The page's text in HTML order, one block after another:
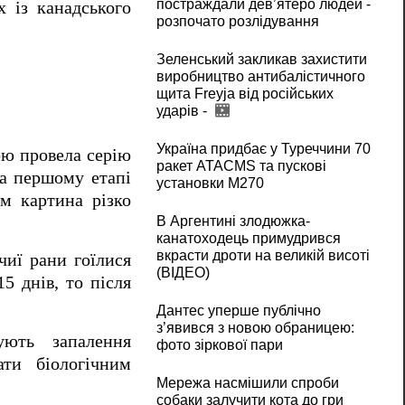
канадського
провела серію
першому етапі
картина різко
рани гоїлися
днів, то після
запалення
біологічним
постраждали дев’ятеро людей -
розпочато розлідування
Зеленський закликав захистити
виробництво антибалістичного
щита Freyja від російських
ударів -
Україна придбає у Туреччини 70
ракет ATACMS та пускові
установки M270
В Аргентині злодюжка-
канатоходець примудрився
вкрасти дроти на великій висоті
(ВІДЕО)
Дантес уперше публічно
з’явився з новою обраницею:
фото зіркової пари
Мережа насмішили спроби
собаки залучити кота до гри